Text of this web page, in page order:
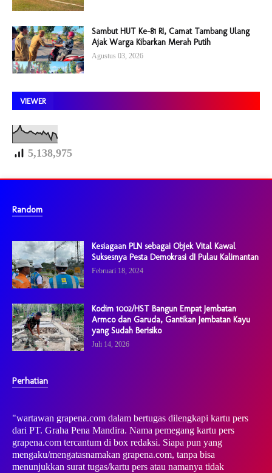
Sambut HUT Ke-81 RI, Camat Tambang Ulang
Ajak Warga Kibarkan Merah Putih
Agustus 03, 2026
VIEWER
5,138,975
Random
Kesiagaan PLN sebagai Objek Vital Kawal
Suksesnya Pesta Demokrasi dI Pulau Kalimantan
Februari 18, 2024
Kodim 1002/HST Bangun Empat Jembatan
Armco dan Garuda, Gantikan Jembatan Kayu
yang Sudah Berisiko
Juli 14, 2026
Perhatian
"wartawan grapena.com dalam bertugas dilengkapi kartu pers
dari PT. Graha Pena Mandira. Nama pemegang kartu pers
grapena.com tercantum di box redaksi. Siapa pun yang
mengaku/mengatasnamakan grapena.com, tanpa bisa
menunjukkan surat tugas/kartu pers atau namanya tidak